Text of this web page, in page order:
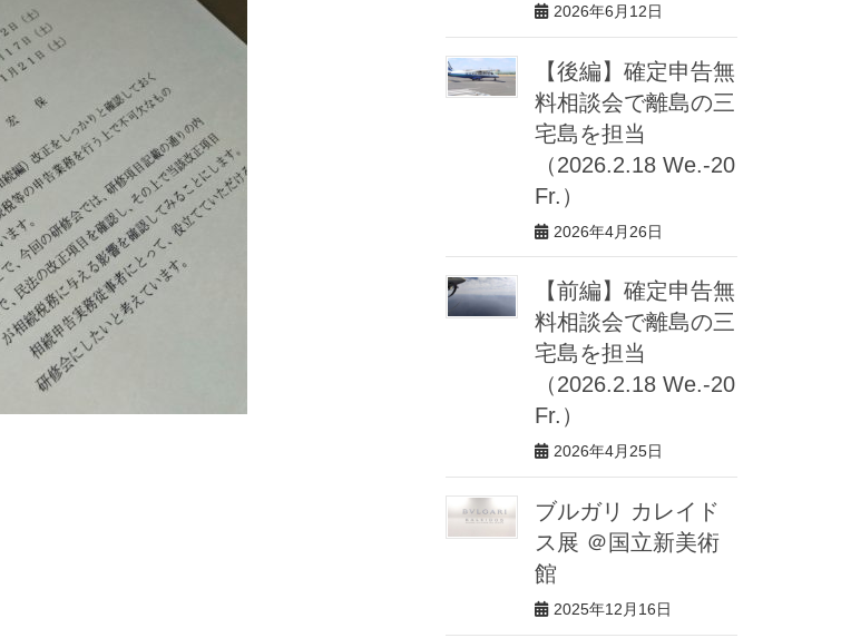
2026年6月12日
【後編】確定申告無
料相談会で離島の三
宅島を担当
（2026.2.18 We.-20
Fr.）
2026年4月26日
【前編】確定申告無
料相談会で離島の三
宅島を担当
（2026.2.18 We.-20
Fr.）
2026年4月25日
ブルガリ カレイド
ス展 ＠国立新美術
館
2025年12月16日